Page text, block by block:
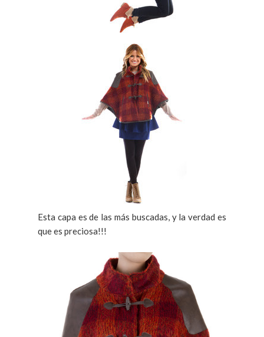
Esta capa es de las más buscadas, y la verdad es
que es preciosa!!!